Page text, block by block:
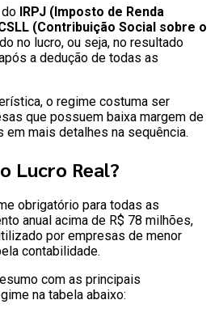
IRPJ (Imposto de Renda
(Contribuição Social sobre o
no lucro, ou seja, no resultado
a dedução de todas as
o regime costuma ser
que possuem baixa margem de
em mais detalhes na sequência.
Lucro Real?
obrigatório para todas as
anual acima de R$ 78 milhões,
por empresas de menor
contabilidade.
com as principais
na tabela abaixo: